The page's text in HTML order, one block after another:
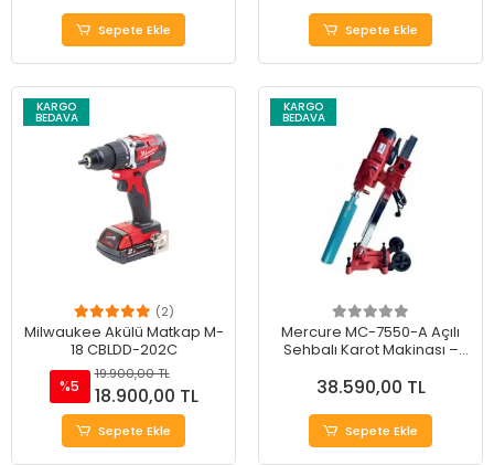
Sepete Ekle Sepete Ekle
KARGO
BEDAVA
(2)
Milwaukee Akülü Matkap M-
18 CBLDD-202C
%5
19.900,00 TL
18.900,00 TL
Sepete Ekle
KARGO
BEDAVA
Mercure MC-7550-A Açılı
Sehbalı Karot Makinası –
38.590,00 TL
Sepete Ekle